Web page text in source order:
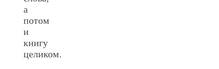
а
потом
и
книгу
целиком.